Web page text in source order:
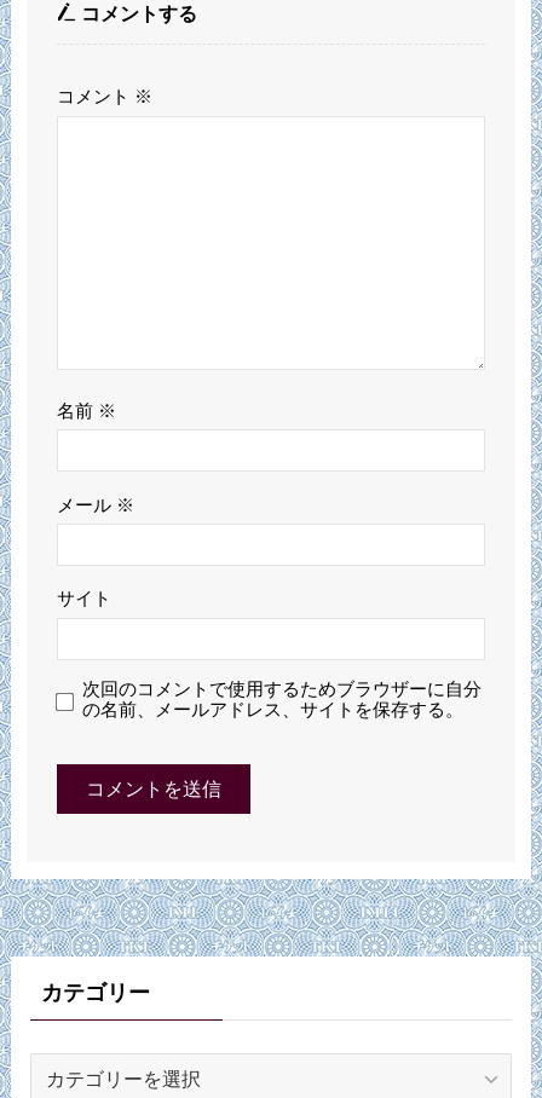
コメントする
コメント ※
名前 ※
メール ※
サイト
次回のコメントで使用するためブラウザーに自分
の名前、メールアドレス、サイトを保存する。
カテゴリー